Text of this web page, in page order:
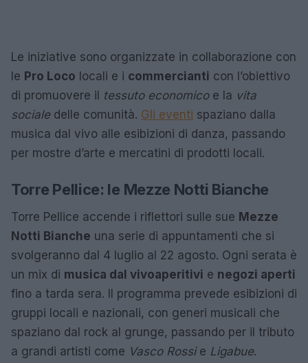
Le iniziative sono organizzate in collaborazione con
le Pro Loco locali e i commercianti con l’obiettivo
di promuovere il tessuto economicoe la vita
socialedelle comunità. Gli eventi spaziano dalla
musica dal vivo alle esibizioni di danza, passando
per mostre d’arte e mercatini di prodotti locali.
Torre Pellice: le Mezze Notti Bianche
Torre Pellice accende i riflettori sulle sue Mezze
Notti Bianche una serie di appuntamenti che si
svolgeranno dal 4 luglio al 22 agosto. Ogni serata è
un mix di musica dal vivoaperitivi e negozi aperti
fino a tarda sera. Il programma prevede esibizioni di
gruppi locali e nazionali, con generi musicali che
spaziano dal rock al grunge, passando per il tributo
a grandi artisti come Vasco Rossie Ligabue.